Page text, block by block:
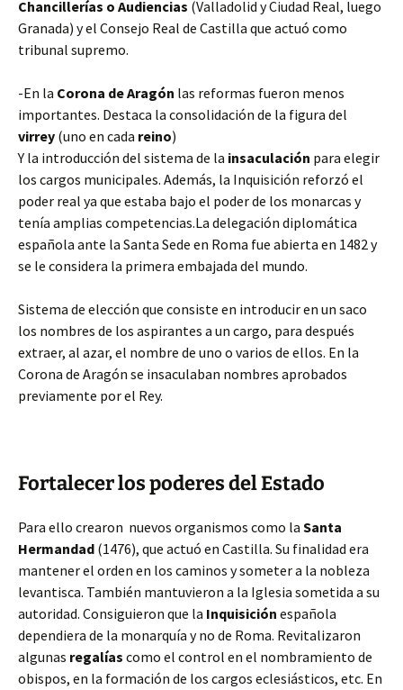
Chancillerías o Audiencias (Valladolid y Ciudad Real, luego
Granada) y el Consejo Real de Castilla que actuó como
tribunal supremo.
-En la Corona de Aragón las reformas fueron menos
importantes. Destaca la consolidación de la figura del
virrey (uno en cada reino)
Y la introducción del sistema de la insaculación para elegir
los cargos municipales. Además, la Inquisición reforzó el
poder real ya que estaba bajo el poder de los monarcas y
tenía amplias competencias.La delegación diplomática
española ante la Santa Sede en Roma fue abierta en 1482 y
se le considera la primera embajada del mundo.
Sistema de elección que consiste en introducir en un saco
los nombres de los aspirantes a un cargo, para después
extraer, al azar, el nombre de uno o varios de ellos. En la
Corona de Aragón se insaculaban nombres aprobados
previamente por el Rey.
Fortalecer los poderes del Estado
Para ello crearon nuevos organismos como la Santa
Hermandad (1476), que actuó en Castilla. Su finalidad era
mantener el orden en los caminos y someter a la nobleza
levantisca. También mantuvieron a la Iglesia sometida a su
autoridad. Consiguieron que la Inquisición española
dependiera de la monarquía y no de Roma. Revitalizaron
algunas regalías como el control en el nombramiento de
obispos, en la formación de los cargos eclesiásticos, etc. En